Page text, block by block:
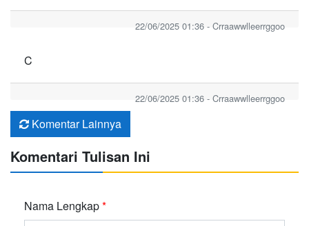
22/06/2025 01:36 - Crraawwlleerrggoo
C
22/06/2025 01:36 - Crraawwlleerrggoo
Komentar Lainnya
Komentari Tulisan Ini
Nama Lengkap*